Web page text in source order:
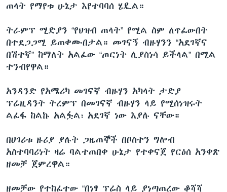
ጠላት የማየቱ ሁኔታ እየተባባሰ ሄዷል።
ትራምፕ ሚድያን “የህዝብ ጠላት” የሚል ስም ለጥፈውበት
በተደጋጋሚ ይጠቀሙበታል። መገናኝ ብዙሃንን “አደገኛና
በሽተኛ” ከማለት አልፈው “ጦርነት ሊያስነሳ ይችላል” በሚል
ተንብየዋል።
አንዳንድ የአሜሪካ መገናኛ ብዙሃን አካላት ታድያ
ፕሬዚዳንት ትረምፕ በመገናኛ ብዙሃን ላይ የሚሰነዝሩት
ልፈፋ ከልኩ አልፏል፣ አደገኛ ነው እያሉ ናቸው።
በሀገሪቱ ዙሪያ ያሉት ጋዜጠኞች በቦስተን ግሎብ
አስተባባሪነት ዛሬ ባልተጠበቀ ሁኔታ የተቀናጀ የርዕሰ አንቀጽ
ዘመቻ ጀምረዋል።
ዘመቻው የተከፈተው “በነፃ ፕሬስ ላይ ያነጣጠረው ቆሻሻ